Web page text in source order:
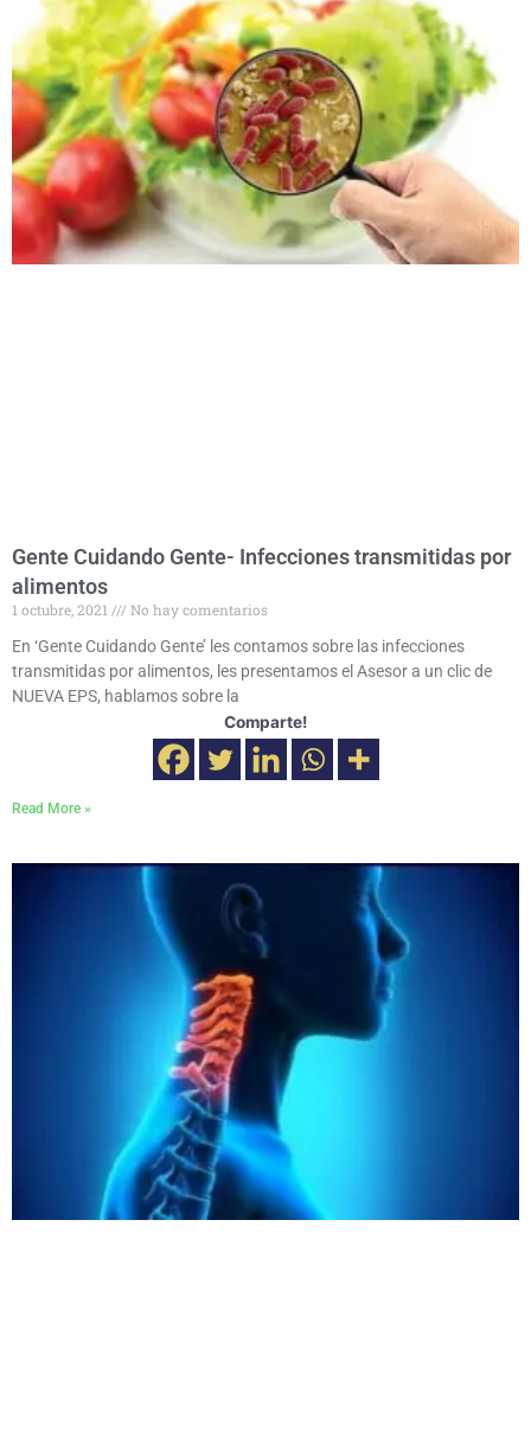
Gente Cuidando Gente- Infecciones transmitidas por
alimentos
1 octubre, 2021
No hay comentarios
En ‘Gente Cuidando Gente’ les contamos sobre las infecciones
transmitidas por alimentos, les presentamos el Asesor a un clic de
NUEVA EPS, hablamos sobre la
Comparte!
Read More »